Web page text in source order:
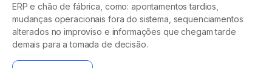
ERP e chão de fábrica, como: apontamentos tardios,
mudanças operacionais fora do sistema, sequenciamentos
alterados no improviso e informações que chegam tarde
demais para a tomada de decisão.